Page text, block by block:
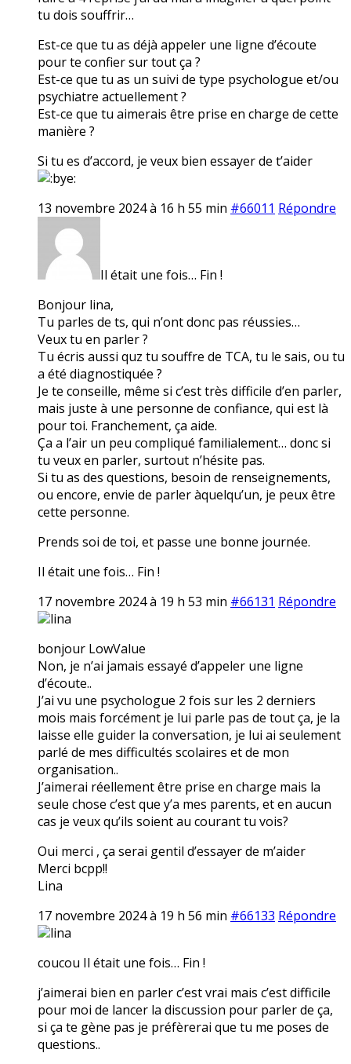
tu dois souffrir…
Est-ce que tu as déjà appeler une ligne d’écoute
pour te confier sur tout ça ?
Est-ce que tu as un suivi de type psychologue et/ou
psychiatre actuellement ?
Est-ce que tu aimerais être prise en charge de cette
manière ?
Si tu es d’accord, je veux bien essayer de t’aider
13 novembre 2024 à 16 h 55 min #66011 Répondre
Il était une fois… Fin !
Bonjour lina,
Tu parles de ts, qui n’ont donc pas réussies…
Veux tu en parler ?
Tu écris aussi quz tu souffre de TCA, tu le sais, ou tu
a été diagnostiquée ?
Je te conseille, même si c’est très difficile d’en parler,
mais juste à une personne de confiance, qui est là
pour toi. Franchement, ça aide.
Ça a l’air un peu compliqué familialement… donc si
tu veux en parler, surtout n’hésite pas.
Si tu as des questions, besoin de renseignements,
ou encore, envie de parler àquelqu’un, je peux être
cette personne.
Prends soi de toi, et passe une bonne journée.
Il était une fois… Fin !
17 novembre 2024 à 19 h 53 min #66131 Répondre
lina
bonjour LowValue
Non, je n’ai jamais essayé d’appeler une ligne
d’écoute..
J’ai vu une psychologue 2 fois sur les 2 derniers
mois mais forcément je lui parle pas de tout ça, je la
laisse elle guider la conversation, je lui ai seulement
parlé de mes difficultés scolaires et de mon
organisation..
J’aimerai réellement être prise en charge mais la
seule chose c’est que y’a mes parents, et en aucun
cas je veux qu’ils soient au courant tu vois?
Oui merci , ça serai gentil d’essayer de m’aider
Merci bcpp!!
Lina
17 novembre 2024 à 19 h 56 min #66133 Répondre
lina
coucou Il était une fois… Fin !
j’aimerai bien en parler c’est vrai mais c’est difficile
pour moi de lancer la discussion pour parler de ça,
si ça te gène pas je préfèrerai que tu me poses de
questions..